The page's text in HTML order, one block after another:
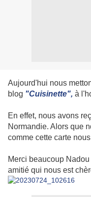
Aujourd'hui nous
blog "Cuisinette", à
En effet, nous avons
Normandie. Alors que
comme cette carte
Merci beaucoup
amitié qui nous est